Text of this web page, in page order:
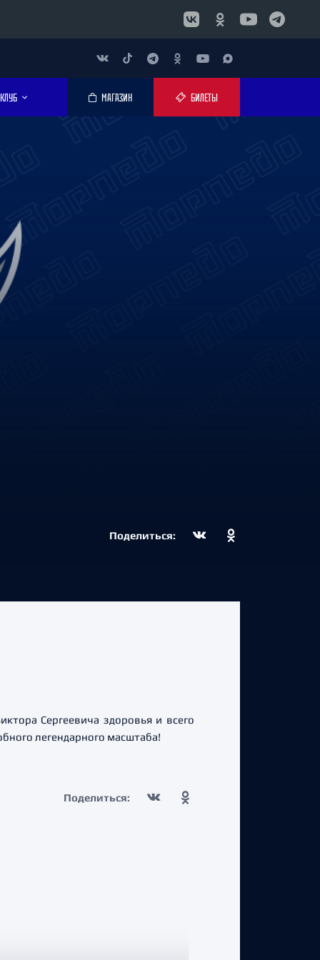
КЛУБ МАГАЗИН БИЛЕТЫ
Поделиться:
Сергеевича здоровья и всего
легендарного масштаба!
Поделиться: